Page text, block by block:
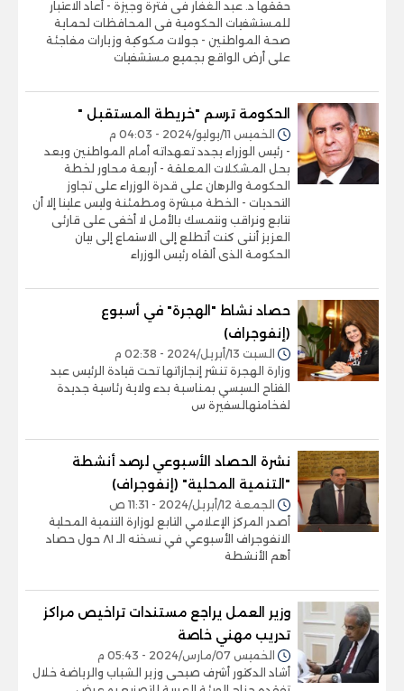
حققها د. عبد الغفار فى فترة وجيزة - أعاد الاعتبار
للمستشفيات الحكومية فى المحافظات لحماية
صحة المواطنين - جولات مكوكية وزيارات مفاجئة
على أرض الواقع بجميع مستشفيات
الحكومة ترسم "خريطة المستقبل "
الخميس 11/يوليو/2024 - 04:03 م
- رئيس الوزراء يجدد تعهداته أمام المواطنين ويعد
بحل المشكلات المعلقة - أربعة محاور لخطة
الحكومة والرهان على قدرة الوزراء على تجاوز
التحديات - الخطة مبشرة ومطمئنة وليس علينا إلا أن
نتابع ونراقب ونتمسك بالأمل لا أخفى على قارئى
العزيز أننى كنت أتطلع إلى الاستماع إلى بيان
الحكومة الذى ألقاه رئيس الوزراء
حصاد نشاط "الهجرة" في أسبوع
(إنفوجراف)
السبت 13/أبريل/2024 - 02:38 م
وزارة الهجرة تنشر إنجازاتها تحت قيادة الرئيس عبد
الفتاح السيسي بمناسبة بدء ولاية رئاسية جديدة
لفخامتهالسفيرة س
نشرة الحصاد الأسبوعي لرصد أنشطة
"التنمية المحلية" (إنفوجراف)
الجمعة 12/أبريل/2024 - 11:31 ص
أصدر المركز الإعلامي التابع لوزارة التنمية المحلية
الانفوجراف الأسبوعي في نسخته الـ ٨١ حول حصاد
أهم الأنشطة
وزير العمل يراجع مستندات تراخيص مراكز
تدريب مهني خاصة
الخميس 07/مارس/2024 - 05:43 م
أشاد الدكتور أشرف صبحى وزير الشباب والرياضة خلال